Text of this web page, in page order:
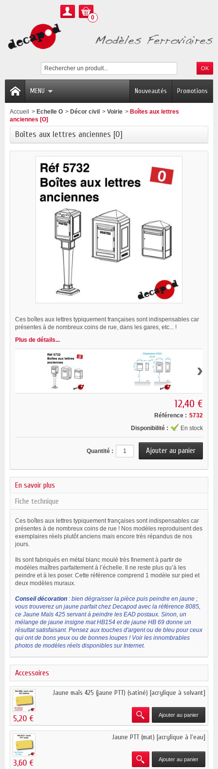
0
MENU Promotions
Nouveautés
Accueil > Echelle O > Décor civil > Voirie > Boîtes aux lettres
anciennes [O]
Boîtes aux lettres anciennes [O]
Ces boîtes aux lettres typiquement françaises sont indispensables car
présentes à de nombreux coins de rue, dans les gares, etc... !
Plus de détails...
›
12,40 €
Référence : 5732
Disponibilité :
En stock
Quantité :
En savoir plus
Fiche technique
Ces boîtes aux lettres typiquement françaises sont indispensables car
présentes à de nombreux coins de rue ! Nos modèles reproduisent des
exemplaires réels plutôt anciens mais encore très répandus de nos
jours.
Ils sont fabriqués en métal blanc moulé très finement à partir de
modèles maîtres parfaitement à l’échelle. Il ne reste plus qu’à les
peindre et à les poser. Cette référence comprend 1 modèle sur pied et
deux modèles muraux.
Conseil décoration : bien dégraisser la pièce puis peindre en jaune ;
vous trouverez un jaune parfait chez Decapod avec la référence 8085,
ce Jaune Maïs 425 servant à peindre les EAD postaux. Sinon, un
mélange de jaune insigne mat HB154 et de jaune HB 69 donne un
résultat satisfaisant. Pensez aux touches d'argent ou de bleu pour ceux
qui ont de bons yeux ou de bonnes loupes ! Voir les innombrables
photos de modèles réels disponibles sur Internet.
Accessoires
Jaune maïs 425 (jaune PTT) (satiné) [acrylique à solvant]
5,20 € Ajouter au panier
Jaune PTT (mat) [acrylique à l'eau]
3,60 € Ajouter au panier